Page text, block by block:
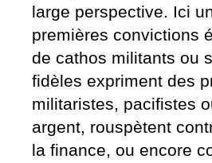
large perspective. Ici
premières convictions
de cathos militants ou
fidèles expriment des
militaristes, pacifistes
argent, rouspètent
la finance, ou encore